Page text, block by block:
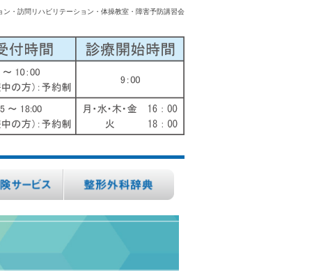
・訪問リハビリテーション・体操教室・障害予防講習会